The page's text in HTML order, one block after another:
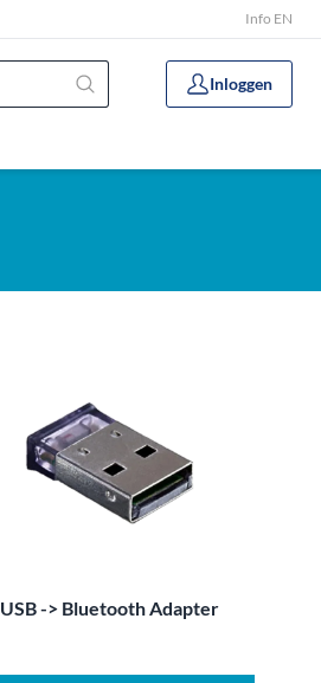
Info EN
Inloggen
USB -> Bluetooth Adapter